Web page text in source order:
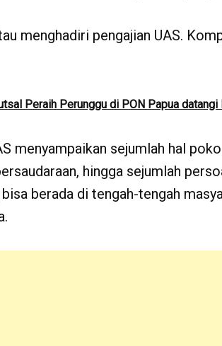
menghadiri pengajian UAS.
Peraih Perunggu di PON Papua datangi
menyampaikan sejumlah hal
hingga sejumlah
berada di tengah-tengah